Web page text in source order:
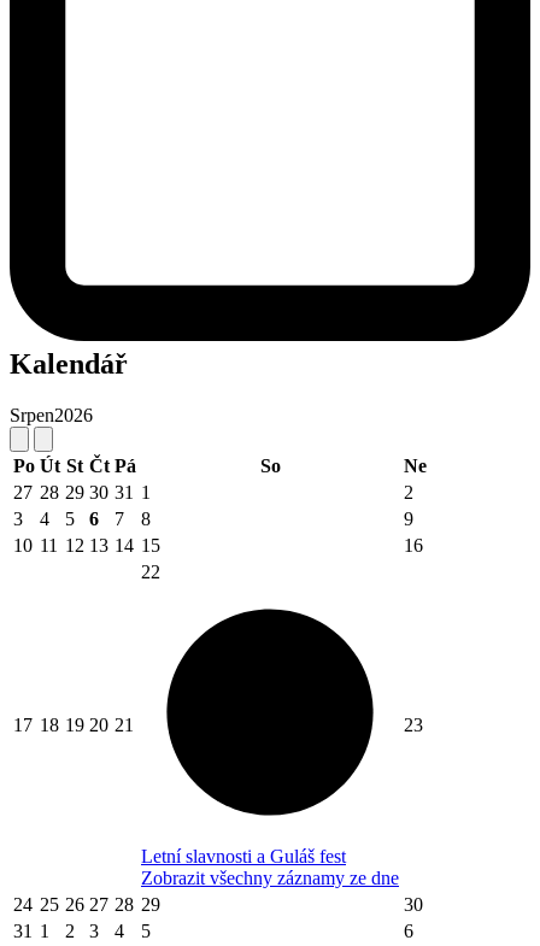
Kalendář
Srpen2026
Po Út St Čt Pá So
Ne
27 28 29 30 31 1
2
3
4 5 6 7 8
9
10 11 12 13 14 15 16
17 18 19 20 21
22
Letní slavnosti a Guláš fest
Zobrazit všechny záznamy ze dne
23
24 25 26 27 28 29
30
31 1 2 3 4 5 6